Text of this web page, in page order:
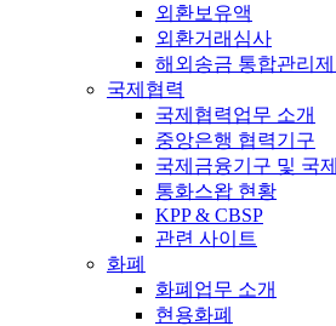
외환보유액
외환거래심사
해외송금 통합관리
국제협력
국제협력업무 소개
중앙은행 협력기구
국제금융기구 및 국
통화스왑 현황
KPP & CBSP
관련 사이트
화폐
화폐업무 소개
현용화폐